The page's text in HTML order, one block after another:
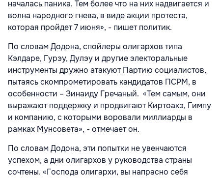
началась паника. Тем более что на них надвигается и
волна народного гнева, в виде акции протеста,
которая пройдет 7 июня», - пишет политик.
По словам Додона, спойлеры олигархов типа
Кэлдаре, Гурэу, Дулэу и другие электоральные
инструменты дружно атакуют Партию социалистов,
пытаясь скомпрометировать кандидатов ПСРМ, в
особенности – Зинаиду Гречаный. «Тем самым, они
выражают поддержку и продвигают Киртоакэ, Гимпу
и компанию, с которыми воровали миллиарды в
рамках Мунсовета», - отмечает он.
По словам Додона, эти попытки не увенчаются
успехом, а дни олигархов у руководства страны
сочтены. «Господа олигархи, вы напрасно себя